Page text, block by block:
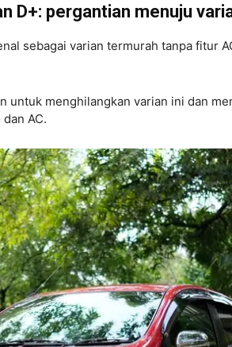
D+: pergantian menuju
sebagai varian termurah tanpa fitur
untuk menghilangkan varian ini dan
AC.